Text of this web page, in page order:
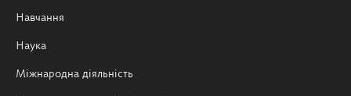
Навчання
Наука
Міжнародна діяльність